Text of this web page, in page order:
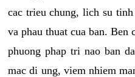
cac trieu chung, lich su
va phau thuat cua ban. Ben
phuong phap tri nao ban
mac di ung, viem nhiem